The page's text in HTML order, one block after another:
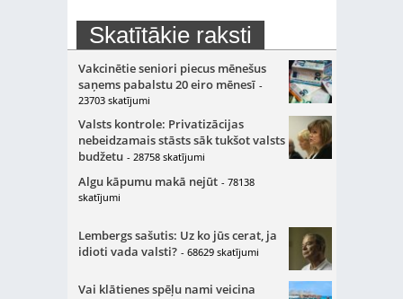
Skatītākie raksti
Vakcinētie seniori piecus mēnešus
saņems pabalstu 20 eiro mēnesī -
23703 skatījumi
Valsts kontrole: Privatizācijas
nebeidzamais stāsts sāk tukšot valsts
budžetu - 28758 skatījumi
Algu kāpumu makā nejūt - 78138
skatījumi
Lembergs sašutis: Uz ko jūs cerat, ja
idioti vada valsti? - 68629 skatījumi
Vai klātienes spēļu nami veicina